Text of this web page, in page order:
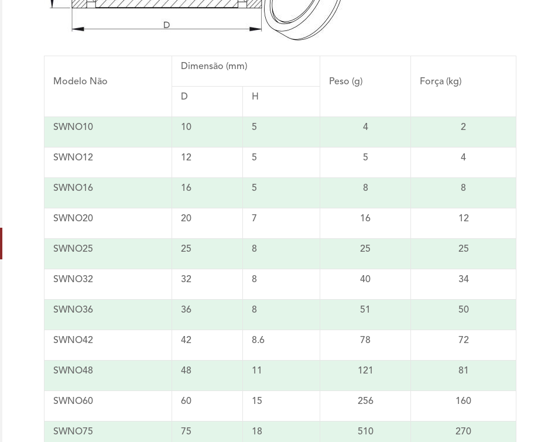
Modelo Não
Dimensão (mm)
Peso (g)
Força (kg)
D
H
SWNO10 10 5 4 2
SWNO12 12 5 5 4
SWNO16 16 5 8 8
SWNO20 20 7 16 12
SWNO25 25 8 25 25
SWNO32 32 8 40 34
SWNO36 36 8 51 50
SWNO42 42 8.6 78 72
SWNO48 48 11 121 81
SWNO60 60 15 256 160
SWNO75 75 18 510 270